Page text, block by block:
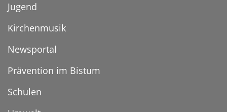
Jugend
Kirchenmusik
Newsportal
Prävention im Bistum
Schulen